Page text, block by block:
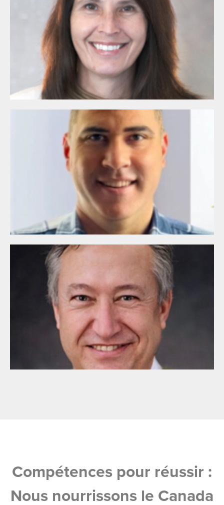
Compétences pour réussir :
Nous nourrissons le Canada